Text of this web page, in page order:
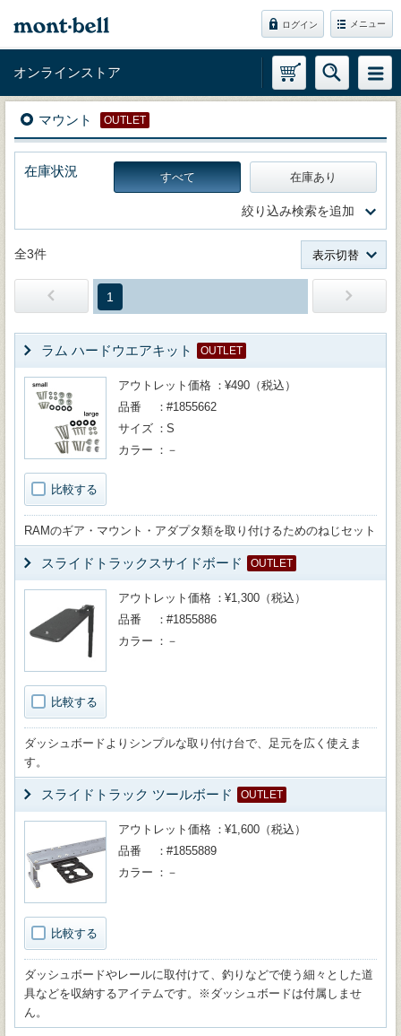
ログイン メニュー
オンラインストア
マウント OUTLET
在庫状況 すべて 在庫あり
絞り込み検索を追加
全3件 表示切替
1
ラム ハードウエアキット OUTLET
比較する
アウトレット価格
¥490（税込）
品番
#1855662
サイズ
S
カラー
－
RAMのギア・マウント・アダプタ類を取り付けるためのねじセット
スライドトラックスサイドボード OUTLET
比較する
アウトレット価格
¥1,300（税込）
品番
#1855886
カラー
－
ダッシュボードよりシンプルな取り付け台で、足元を広く使えま
す。
スライドトラック ツールボード OUTLET
比較する
アウトレット価格
¥1,600（税込）
品番
#1855889
カラー
－
ダッシュボードやレールに取付けて、釣りなどで使う細々とした道
具などを収納するアイテムです。※ダッシュボードは付属しませ
ん。